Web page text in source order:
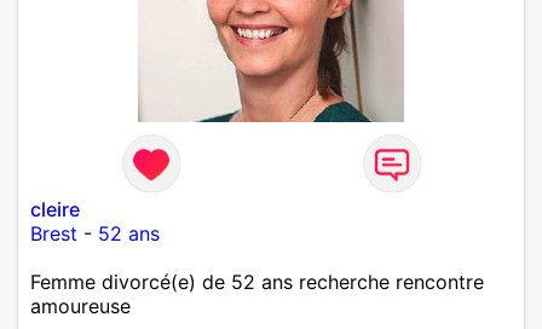
cleire
Brest - 52 ans
Femme divorcé(e) de 52 ans recherche rencontre
amoureuse